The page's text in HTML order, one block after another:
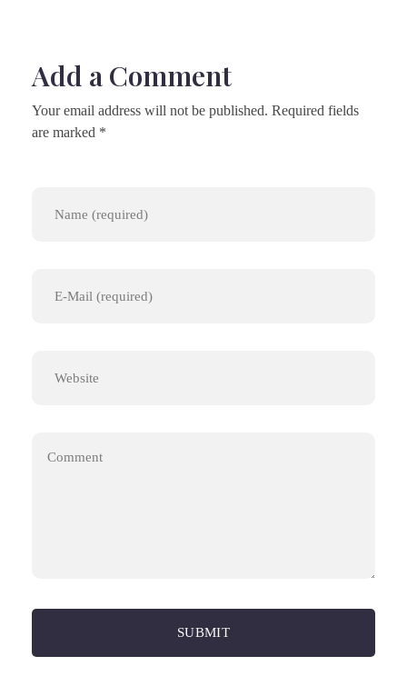
Add a Comment
Your email address will not be published. Required fields
are marked *